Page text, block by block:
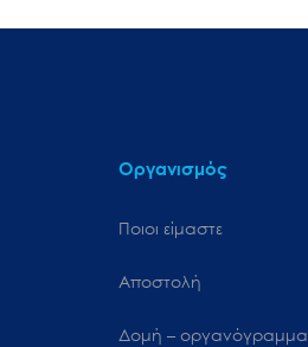
Οργανισμός
Ποιοι είμαστε
Αποστολή
Δομή – οργανόγραμμα